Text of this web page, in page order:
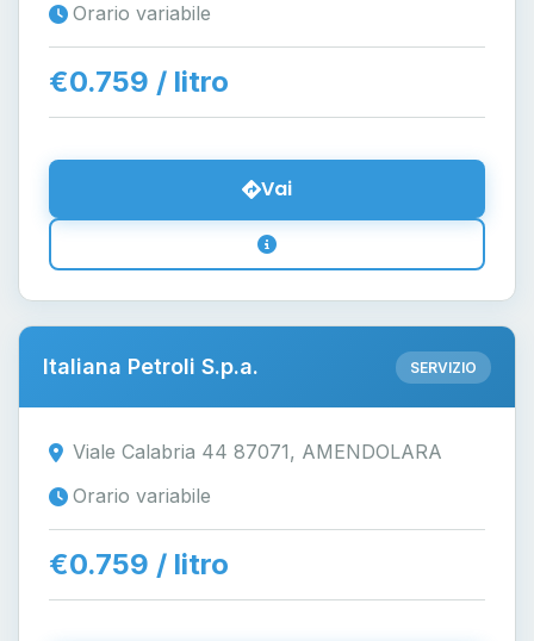
Orario variabile
€0.759 / litro
Vai
Italiana Petroli S.p.a. SERVIZIO
Viale Calabria 44 87071, AMENDOLARA
Orario variabile
€0.759 / litro